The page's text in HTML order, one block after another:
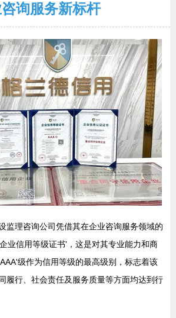
询服务新标杆
监理咨询公司凭借其在企业咨询服务领域的
业信用等级证书'，这是对其专业能力和商
级作为信用等级的最高级别，标志着该
履行、社会责任及服务质量等方面均达到行